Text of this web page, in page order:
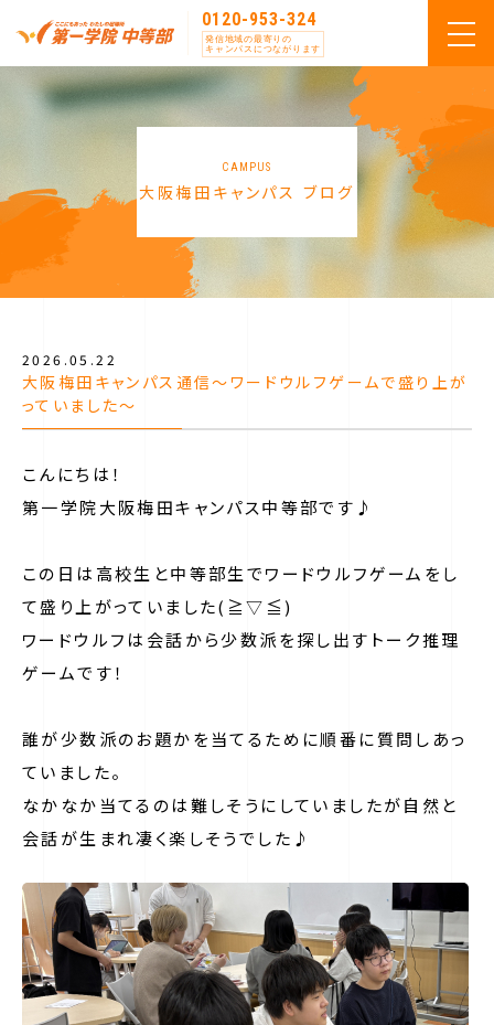
0120-953-324
発信地域の最寄りの
キャンパスにつながります
CAMPUS
大阪梅田キャンパス ブログ
2026.05.22
大阪梅田キャンパス通信～ワードウルフゲームで盛り上が
っていました～
こんにちは！
第一学院大阪梅田キャンパス中等部です♪
この日は高校生と中等部生でワードウルフゲームをし
て盛り上がっていました(≧▽≦)
ワードウルフは会話から少数派を探し出すトーク推理
ゲームです！
誰が少数派のお題かを当てるために順番に質問しあっ
ていました。
なかなか当てるのは難しそうにしていましたが自然と
会話が生まれ凄く楽しそうでした♪